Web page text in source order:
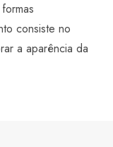
consiste no
a aparência da